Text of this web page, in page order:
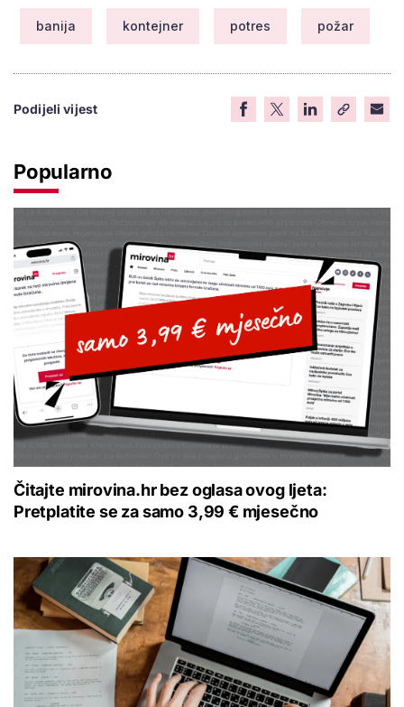
banija kontejner potres požar
Podijeli vijest
Popularno
Čitajte mirovina.hr bez oglasa ovog ljeta:
Pretplatite se za samo 3,99 € mjesečno